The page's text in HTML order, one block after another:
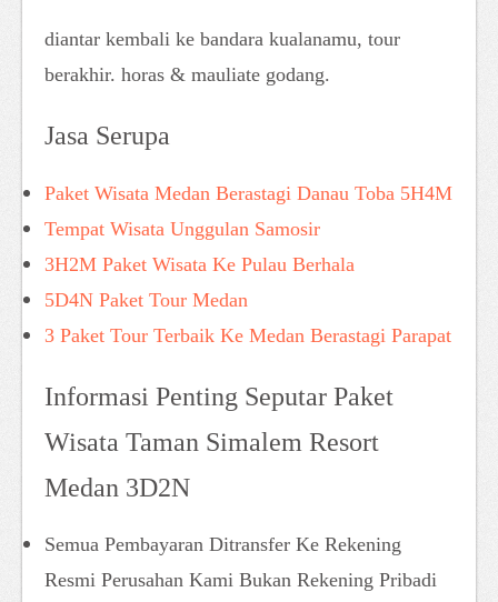
diantar kembali ke bandara kualanamu, tour
berakhir. horas & mauliate godang.
Jasa Serupa
Paket Wisata Medan Berastagi Danau Toba 5H4M
Tempat Wisata Unggulan Samosir
3H2M Paket Wisata Ke Pulau Berhala
5D4N Paket Tour Medan
3 Paket Tour Terbaik Ke Medan Berastagi Parapat
Informasi Penting Seputar Paket
Wisata Taman Simalem Resort
Medan 3D2N
Semua Pembayaran Ditransfer Ke Rekening
Resmi Perusahan Kami Bukan Rekening Pribadi